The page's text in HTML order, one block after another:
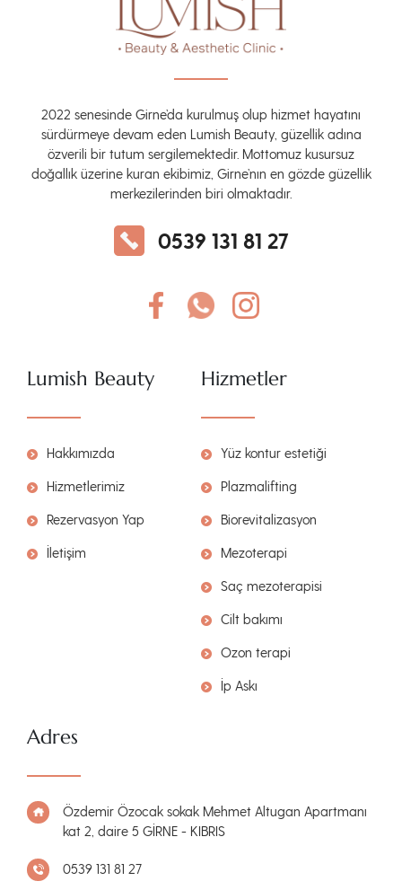
2022 senesinde Girne’da kurulmuş olup hizmet hayatını
sürdürmeye devam eden Lumish Beauty, güzellik adına
özverili bir tutum sergilemektedir. Mottomuz kusursuz
doğallık üzerine kuran ekibimiz, Girne’nın en gözde güzellik
merkezilerinden biri olmaktadır.
0539 131 81 27
Lumish Beauty
Hakkımızda
Hizmetlerimiz
Rezervasyon Yap
İletişim
Hizmetler
Yüz kontur estetiği
Plazmalifting
Biorevitalizasyon
Mezoterapi
Saç mezoterapisi
Cilt bakımı
Ozon terapi
İp Askı
Adres
Özdemir Özocak sokak Mehmet Altugan Apartmanı
kat 2, daire 5 GİRNE - KIBRIS
0539 131 81 27